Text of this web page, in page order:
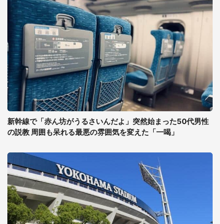
新幹線で「赤ん坊がうるさいんだよ」突然始まった50代男性
の説教 周囲も呆れる最悪の雰囲気を変えた「一喝」